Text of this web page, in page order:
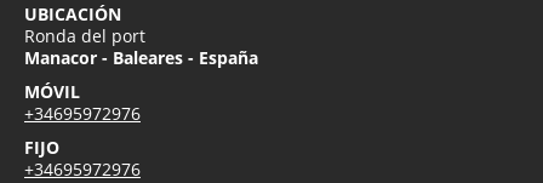
UBICACIÓN
Ronda del port
Manacor - Baleares - España
MÓVIL
+34695972976
FIJO
+34695972976